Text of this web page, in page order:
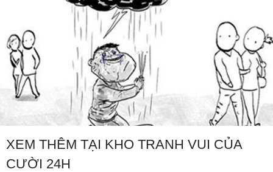
XEM THÊM TẠI KHO TRANH VUI CỦA
CƯỜI 24H